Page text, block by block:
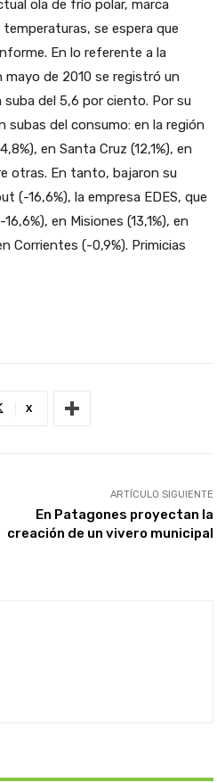
ola de frío polar, marca
se espera que
En lo referente a la
de 2010 se registró un
suba del 5,6 por ciento. Por su
subas del consumo: en la región
en Santa Cruz (12,1%), en
otras. En tanto, bajaron su
(-16,6%), la empresa EDES, que
en Misiones (13,1%), en
Corrientes (-0,9%). Primicias
X
ARTÍCULO SIGUIENTE
En Patagones proyectan la
creación de un vivero municipal